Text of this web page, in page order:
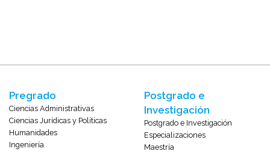
Pregrado
Ciencias Administrativas
Ciencias Jurídicas y Políticas
Humanidades
Ingeniería
Postgrado e
Investigación
Postgrado e Investigación
Especializaciones
Maestría